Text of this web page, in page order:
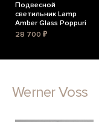
Подвесной
светильник Lamp
Amber Glass Poppuri
28 700 ₽
Werner Voss